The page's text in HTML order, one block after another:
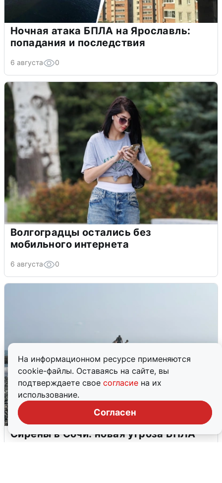
На информационном ресурсе применяются
cookie-файлы. Оставаясь на сайте, вы
подтверждаете свое согласие на их
использование.
Согласен
Ночная атака БПЛА на Ярославль:
попадания и последствия
6 августа 0
Волгоградцы остались без
мобильного интернета
6 августа 0
Сирены в Сочи: новая угроза БПЛА